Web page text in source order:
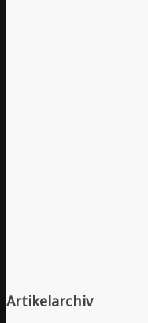
Artikelarchiv